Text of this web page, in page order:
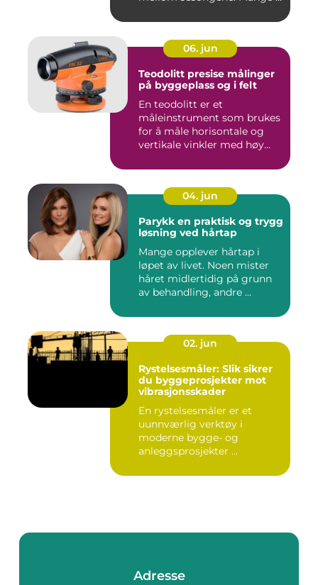
06. jun
Teodolitt presise målinger
på byggeplass og i felt
En teodolitt er et
måleinstrument som brukes
for å måle horisontale og
vertikale vinkler med høy
04. jun
Parykk en praktisk og trygg
løsning ved hårtap
Mange opplever hårtap i
løpet av livet. Noen mister
håret midlertidig på grunn
av behandling, andre ...
02. jun
Rystelsesmåler: Slik sikrer
du byggeprosjekter mot
vibrasjonsskader
En rystelsesmåler er et
uunnværlig verktøy i
moderne bygge- og
anleggsprosjekter ...
Adresse